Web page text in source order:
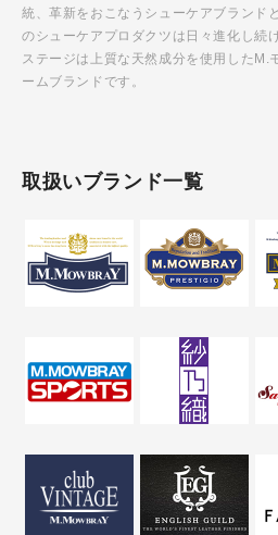
統、革新をおこなうシューケアブランド
のシューケアプロダクツは日々進化し続
ステージは上質な天然成分を使用したM.
ームブランドです。
取扱いブランド一覧